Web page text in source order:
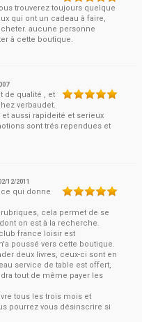
trouverez toujours quelque
qui ont un cadeau à faire,
aucune personne
à cette boutique.
de qualité , et
verbaudet.
aussi rapideité et serieux
sont trés rependues et
12/2011
qui donne
cela permet de se
on est à la recherche.
france loisir est
poussé vers cette boutique.
deux livres, ceux-ci sont en
service de table est offert,
tout de même payer les
tous les trois mois et
pourrez vous désinscrire si